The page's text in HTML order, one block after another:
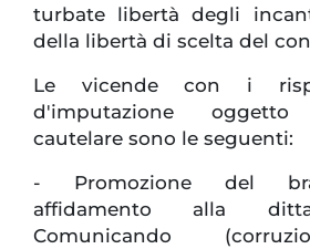
turbate libertà degli
della libertà di scelta del
Le vicende con i
d'imputazione oggetto
cautelare sono le seguenti:
- Promozione del
affidamento alla
Comunicando